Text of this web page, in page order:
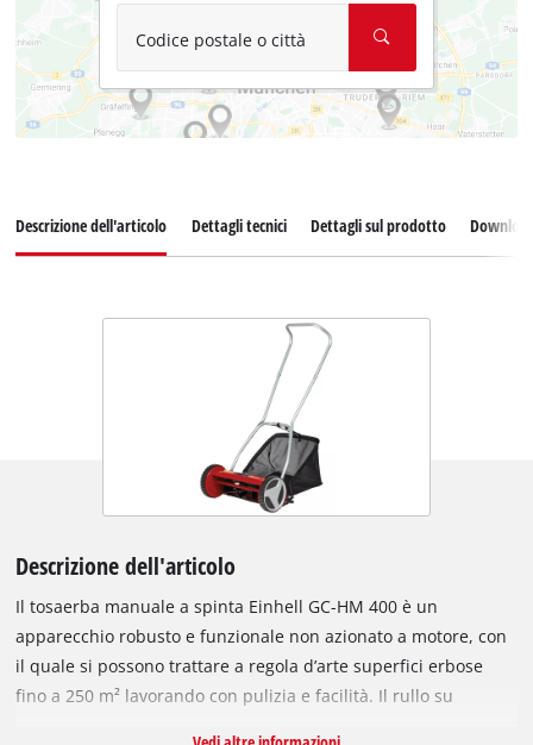
Codice postale o città
Descrizione dell'articolo Dettagli tecnici Dettagli sul prodotto
Descrizione dell'articolo
Il tosaerba manuale a spinta Einhell GC-HM 400 è un
apparecchio robusto e funzionale non azionato a motore, con
il quale si possono trattare a regola d’arte superfici erbose
fino a 250 m² lavorando con pulizia e facilità. Il rullo su